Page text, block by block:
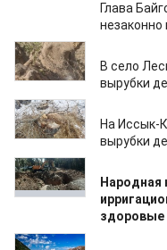
Глава
незаконно
08.10.2024
В село
вырубки
13.02.2024
На Иссык-
вырубки
29.09.2023
Народная
здоровые
22.06.2023